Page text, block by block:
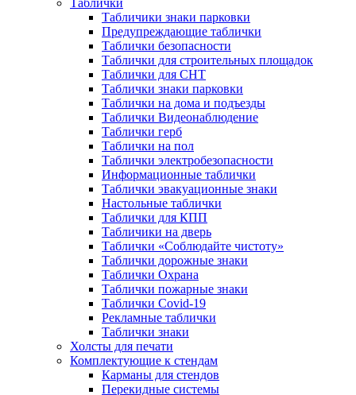
Табличики знаки парковки
Предупреждающие таблички
Таблички безопасности
Таблички для строительных площадок
Таблички для СНТ
Таблички знаки парковки
Таблички на дома и подъезды
Таблички Видеонаблюдение
Таблички герб
Таблички на пол
Таблички электробезопасности
Информационные таблички
Таблички эвакуационные знаки
Настольные таблички
Таблички для КПП
Табличики на дверь
Таблички «Соблюдайте чистоту»
Таблички дорожные знаки
Таблички Охрана
Таблички пожарные знаки
Таблички Covid-19
Рекламные таблички
Таблички знаки
Холсты для печати
Комплектующие к стендам
Карманы для стендов
Перекидные системы